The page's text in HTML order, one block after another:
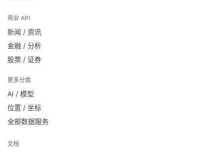
商业 API
新闻 / 资讯
金融 / 分析
股票 / 证券
更多分类
AI / 模型
位置 / 坐标
全部数据服务
文档